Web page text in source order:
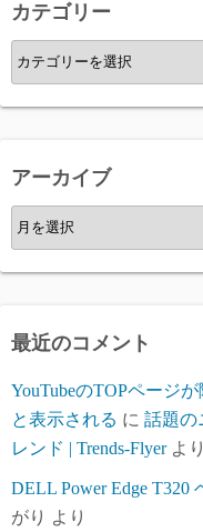
カテゴリー
カ
テ
ゴ
ー
アーカイブ
ア
ー
カ
ブ
最近のコメント
YouTubeのTOPページ
と表示される に 話題の
レンド | Trends-Flyerより
DELL Power Edge
がり より